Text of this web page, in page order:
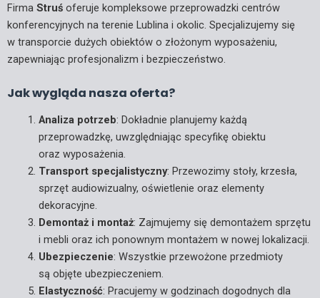
Firma Struś oferuje kompleksowe przeprowadzki centrów
konferencyjnych na terenie Lublina i okolic. Specjalizujemy się
w transporcie dużych obiektów o złożonym wyposażeniu,
zapewniając profesjonalizm i bezpieczeństwo.
Jak wygląda nasza oferta?
Analiza potrzeb: Dokładnie planujemy każdą
przeprowadzkę, uwzględniając specyfikę obiektu
oraz wyposażenia.
Transport specjalistyczny: Przewozimy stoły, krzesła,
sprzęt audiowizualny, oświetlenie oraz elementy
dekoracyjne.
Demontaż i montaż: Zajmujemy się demontażem sprzętu
i mebli oraz ich ponownym montażem w nowej lokalizacji.
Ubezpieczenie: Wszystkie przewożone przedmioty
są objęte ubezpieczeniem.
Elastyczność: Pracujemy w godzinach dogodnych dla